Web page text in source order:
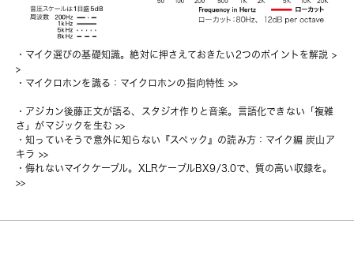
・ マイク選びの基礎知識。絶対に押さえておきたい2つのポイントを解説 >
>
・ マイクロホンを識る：マイクロホンの指向特性 >>
・ アジカン後藤正文が語る、スタジオ作りと音楽。言語化できない「複雑
さ」がマジックを生む >>
・知っていそうで意外に知らない『スペック』の読み方：マイク編 炭山ア
キラ >>
・侮れないマイクケーブル。XLRケーブルBX9/3.0で、質の高い収録を。
>>